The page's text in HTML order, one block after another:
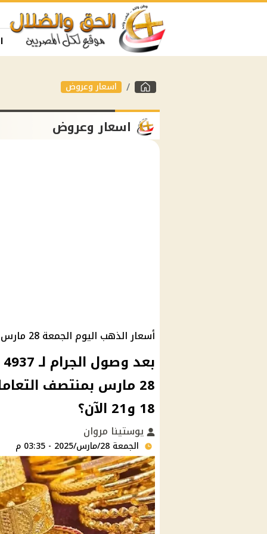
اسعار وعروض
اسعار وعروض
أسعار الذهب اليوم الجمعة 28 مارس بمنتصف التعاملات
28 مارس بمنتصف
18 و21 الآن؟
يوستينا مروان
الجمعة 28/مارس/2025 - 03:35 م